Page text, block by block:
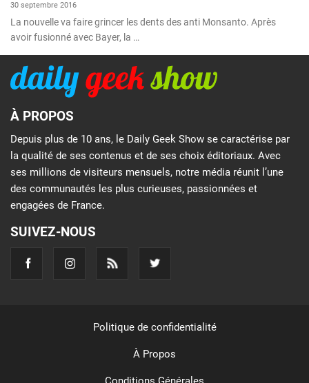
30 septembre 2016
La nouvelle va faire grincer les dents des anti Monsanto. Après
avoir fusionné avec Bayer, la …
À PROPOS
Depuis plus de 10 ans, le Daily Geek Show se caractérise par
la qualité de ses contenus et de ses choix éditoriaux. Avec
ses millions de visiteurs mensuels, notre média réunit l’une
des communautés les plus curieuses, passionnées et
engagées de France.
SUIVEZ-NOUS
Politique de confidentialité
À Propos